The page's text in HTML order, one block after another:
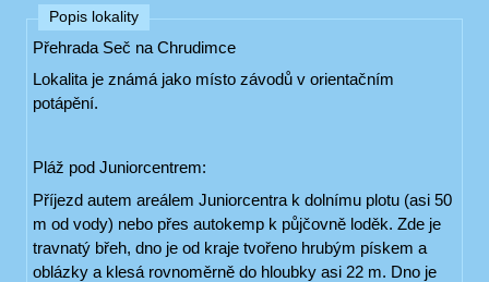
Popis lokality
Přehrada Seč na Chrudimce
Lokalita je známá jako místo závodů v orientačním
potápění.
Pláž pod Juniorcentrem:
Příjezd autem areálem Juniorcentra k dolnímu plotu (asi 50
m od vody) nebo přes autokemp k půjčovně loděk. Zde je
travnatý břeh, dno je od kraje tvořeno hrubým pískem a
oblázky a klesá rovnoměrně do hloubky asi 22 m. Dno je